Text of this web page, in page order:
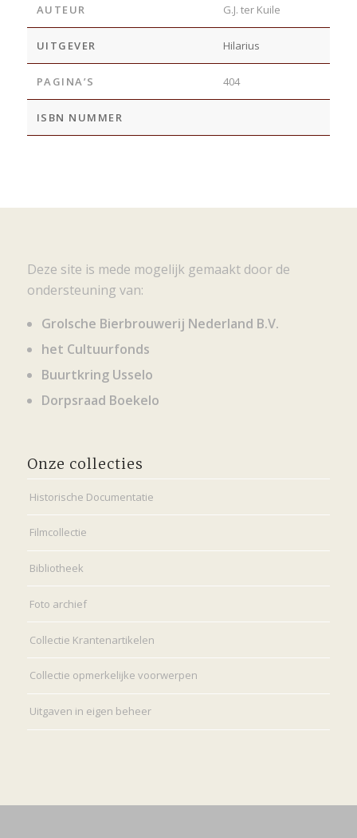
AUTEUR G.J. ter Kuile
UITGEVER Hilarius
PAGINA’S 404
ISBN NUMMER
Deze site is mede mogelijk gemaakt door de
ondersteuning van:
Grolsche Bierbrouwerij Nederland B.V.
het Cultuurfonds
Buurtkring Usselo
Dorpsraad Boekelo
Onze collecties
Historische Documentatie
Filmcollectie
Bibliotheek
Foto archief
Collectie Krantenartikelen
Collectie opmerkelijke voorwerpen
Uitgaven in eigen beheer